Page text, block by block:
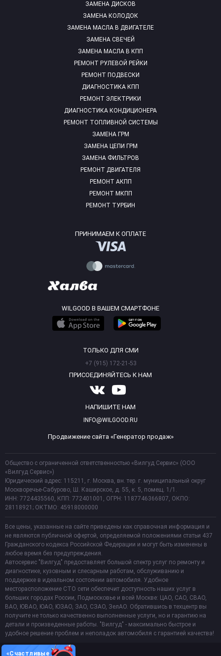
ЗАМЕНА ДИСКОВ
ЗАМЕНА КОЛОДОК
ЗАМЕНА МАСЛА В ДВИГАТЕЛЕ
ЗАМЕНА СВЕЧЕЙ
ЗАМЕНА МАСЛА В КПП
РЕМОНТ РУЛЕВОЙ РЕЙКИ
РЕМОНТ ПОДВЕСКИ
ДИАГНОСТИКА КПП
РЕМОНТ ЭЛЕКТРИКИ
ДИАГНОСТИКА КОНДИЦИОНЕРА
РЕМОНТ ТОПЛИВНОЙ СИСТЕМЫ
ЗАМЕНА ГРМ
ЗАМЕНА ЦЕПИ ГРМ
ЗАМЕНА ФИЛЬТРОВ
РЕМОНТ ДВИГАТЕЛЯ
РЕМОНТ АКПП
РЕМОНТ МКПП
РЕМОНТ ТУРБИН
ПРИНИМАЕМ К ОПЛАТЕ
WILGOOD В ВАШЕМ СМАРТФОНЕ
ТОЛЬКО ДЛЯ СМИ
+7 (915) 172-21-53
ПРИСОЕДИНЯЙТЕСЬ К НАМ
НАПИШИТЕ НАМ
INFO@WILGOOD.RU
Продвижение сайта «Генератор продаж»
Общество с ограниченной ответственностью «Вилгуд Сервис» (ООО
«Вилгуд Сервис»)
Юридический адрес: 115211, г. Москва, вн. тер. г. муниципальный округ
Москворечье-Сабурово, Ш. Каширское, д. 55, к. 5, помещ. 1/1.
ИНН: 7724435560, КПП: 772401001, ОГРН: 1187746366807, ОКПО:
28118921; ОКТМО: 45918000000
Все цены, указанные на сайте приведены как справочная информация и
не являются публичной офертой, определяемой положениями статьи 437
Гражданского кодекса Российской Федерации и могут быть изменены в
любое время без предупреждения.
Автосервис "Вилгуд" предоставляет большой спектр услуг по ремонту и
диагностике, кузовным и слесарным работам, обслуживанию и
поддержке в идеальном состоянии автомобиля. Удобное
месторасположение СТО сети обеспечит доступность наших услуг в
больших городах России, Подмосковье и всей Москве: ЦАО, САО, СВАО,
ВАО, ЮВАО, ЮАО, ЮЗАО, ЗАО, СЗАО, ЗелАО. Обратившись в техцентр вы
получите не только качественно выполненные услуги, но и гарантию на
детали и произведенные работы. "Вилгуд" - максимально быстрое и
удобное решение проблем и неполадок автомобиля с гарантией качества!
«Счастливые